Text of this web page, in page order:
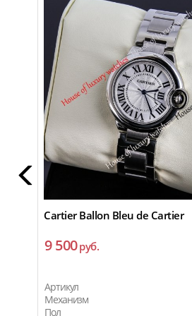
Cartier Ballon Bleu de Cartier
9 500руб.
Артикул
Механизм
Пол